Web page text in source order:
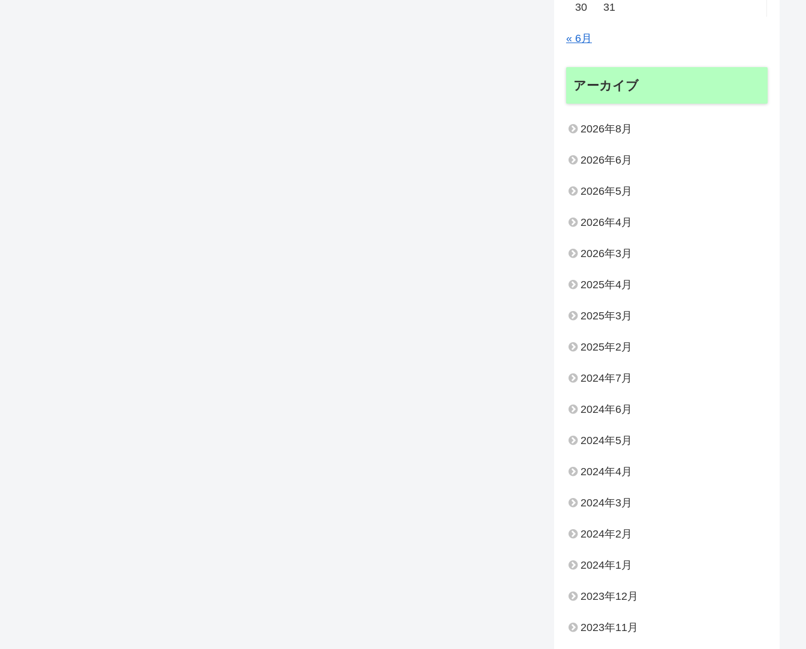
30
31
« 6月
アーカイブ
2026年8月
2026年6月
2026年5月
2026年4月
2026年3月
2025年4月
2025年3月
2025年2月
2024年7月
2024年6月
2024年5月
2024年4月
2024年3月
2024年2月
2024年1月
2023年12月
2023年11月